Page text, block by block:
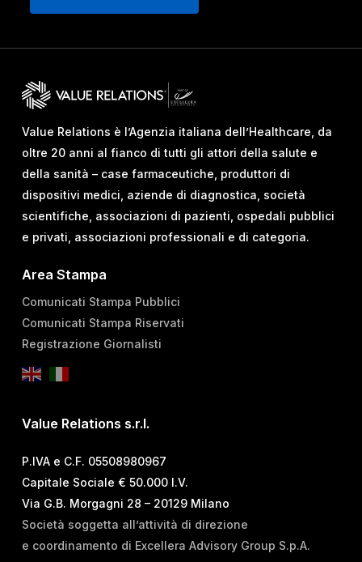
Value Relations è l’Agenzia italiana dell’Healthcare, da
oltre 20 anni al fianco di tutti gli attori della salute e
della sanità – case farmaceutiche, produttori di
dispositivi medici, aziende di diagnostica, società
scientifiche, associazioni di pazienti, ospedali pubblici
e privati, associazioni professionali e di categoria.
Area Stampa
Comunicati Stampa Pubblici
Comunicati Stampa Riservati
Registrazione Giornalisti
Value Relations s.r.l.
P.IVA e C.F. 05508980967
Capitale Sociale € 50.000 I.V.
Via G.B. Morgagni 28 – 20129 Milano
Società soggetta all’attività di direzione
e coordinamento di Excellera Advisory Group S.p.A.